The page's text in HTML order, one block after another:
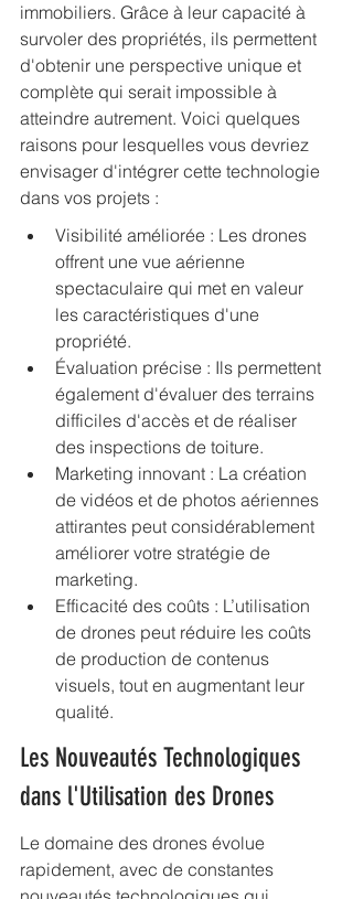
immobiliers. Grâce à leur capacité à
survoler des propriétés, ils permettent
d'obtenir une perspective unique et
complète qui serait impossible à
atteindre autrement. Voici quelques
raisons pour lesquelles vous devriez
envisager d'intégrer cette technologie
dans vos projets :
Visibilité améliorée : Les drones
offrent une vue aérienne
spectaculaire qui met en valeur
les caractéristiques d'une
propriété.
Évaluation précise : Ils permettent
également d'évaluer des terrains
difficiles d'accès et de réaliser
des inspections de toiture.
Marketing innovant : La création
de vidéos et de photos aériennes
attirantes peut considérablement
améliorer votre stratégie de
marketing.
Efficacité des coûts : L’utilisation
de drones peut réduire les coûts
de production de contenus
visuels, tout en augmentant leur
qualité.
Les Nouveautés Technologiques
dans l'Utilisation des Drones
Le domaine des drones évolue
rapidement, avec de constantes